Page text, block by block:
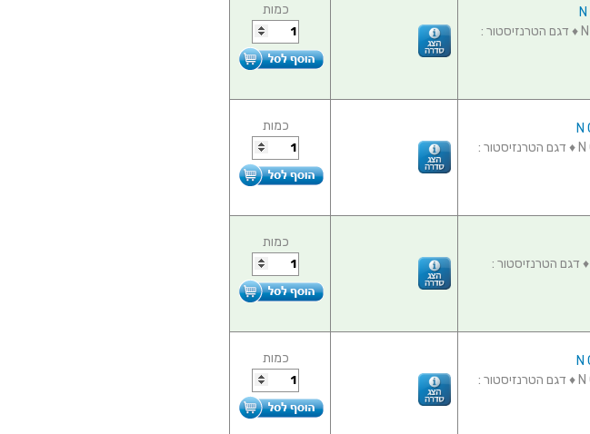
טרנזיסטור N CHANNEL - 30V 40A - 0.0138R - SMD ♦ דגם הטרנזיסטור :
כמות
טרנזיסטור N CHANNEL - 30V 56A - 0.0095R - SMD ♦ דגם הטרנזיסטור :
כמות
טרנזיסטור N CHANNEL - 30V 61A - 0.013R - SMD ♦ דגם הטרנזיסטור :
כמות
טרנזיסטור N CHANNEL - 30V 65A - 0.0084R - SMD ♦ דגם הטרנזיסטור :
כמות